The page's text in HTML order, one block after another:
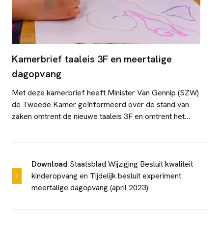
Kamerbrief taaleis 3F en meertalige
dagopvang
Met deze kamerbrief heeft Minister Van Gennip (SZW)
de Tweede Kamer geïnformeerd over de stand van
zaken omtrent de nieuwe taaleis 3F en omtrent het
Download Staatsblad Wijziging Besluit kwaliteit
kinderopvang en Tijdelijk besluit experiment
meertalige dagopvang (april 2023)